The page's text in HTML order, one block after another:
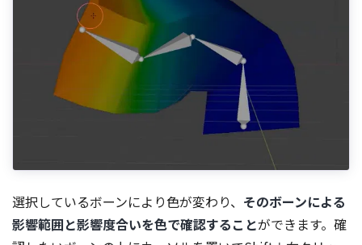
選択しているボーンにより色が変わり、 そのボーンによる
影響範囲と影響度合いを色で確認することができます。確